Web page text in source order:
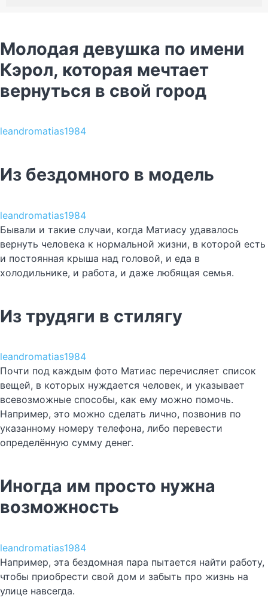
Молодая девушка по имени
Кэрол, которая мечтает
вернуться в свой город
leandromatias1984
Из бездомного в модель
leandromatias1984
Бывали и такие случаи, когда Матиасу удавалось
вернуть человека к нормальной жизни, в которой есть
и постоянная крыша над головой, и еда в
холодильнике, и работа, и даже любящая семья.
Из трудяги в стилягу
leandromatias1984
Почти под каждым фото Матиас перечисляет список
вещей, в которых нуждается человек, и указывает
всевозможные способы, как ему можно помочь.
Например, это можно сделать лично, позвонив по
указанному номеру телефона, либо перевести
определённую сумму денег.
Иногда им просто нужна
возможность
leandromatias1984
Например, эта бездомная пара пытается найти работу,
чтобы приобрести свой дом и забыть про жизнь на
улице навсегда.